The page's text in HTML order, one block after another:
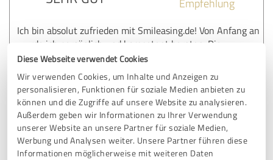
Diese Webseite verwendet Cookies
Wir verwenden Cookies, um Inhalte und Anzeigen zu
personalisieren, Funktionen für soziale Medien anbieten zu
können und die Zugriffe auf unsere Website zu analysieren.
Außerdem geben wir Informationen zu Ihrer Verwendung
unserer Website an unsere Partner für soziale Medien,
Werbung und Analysen weiter. Unsere Partner führen diese
Informationen möglicherweise mit weiteren Daten
Ich bin absolut zufrieden mit Smileasing.de! Von Anfang an
wurde ich persönlich und kompetent beraten. Die
Mitarbeiter haben sich viel Zeit genommen, um meine
Anforderungen genau zu verstehen und mir verschiedene
Leasingangebote zur Auswahl gestellt. Die Abwicklung
verlief reibungslos und transparent - ich fühlte mich zu
jeder Zeit bestens aufgehoben. Klare Empfehlung!
Erfahrungsbericht & Bewertung zu: